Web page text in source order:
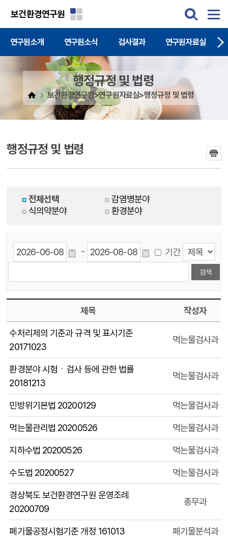
보건환경연구원
연구원소개 연구원소식 검사결과 연구원자료실
행정규정 및 법령
보건환경연구원>연구원자료실>행정규정 및 법령
행정규정 및 법령
전체선택
감염병분야
식의약분야
환경분야
- 기간
제목 작성자
수처리제의 기준과 규격 및 표시기준
20171023
먹는물검사과
환경분야 시험ㆍ검사 등에 관한 법률
20181213
먹는물검사과
민방위기본법 20200129 먹는물검사과
먹는물관리법 20200526 먹는물검사과
지하수법 20200526 먹는물검사과
수도법 20200527 먹는물검사과
경상북도 보건환경연구원 운영조례
20200709
총무과
폐기물공정시험기준 개정 161013 폐기물분석과